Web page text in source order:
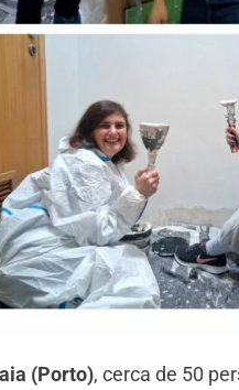
(Porto), cerca de 50